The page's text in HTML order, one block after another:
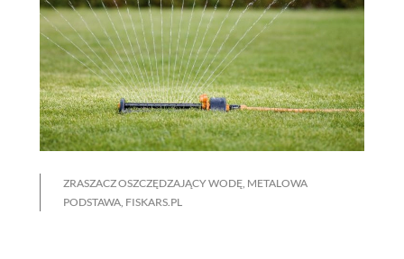
ZRASZACZ OSZCZĘDZAJĄCY WODĘ, METALOWA
PODSTAWA, FISKARS.PL